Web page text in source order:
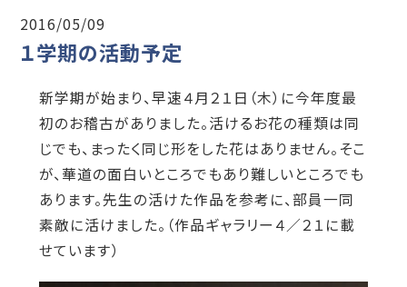
2016/05/09
１学期の活動予定
新学期が始まり、早速４月２１日（木）に今年度最
初のお稽古がありました。活けるお花の種類は同
じでも、まったく同じ形をした花はありません。そこ
が、華道の面白いところでもあり難しいところでも
あります。先生の活けた作品を参考に、部員一同
素敵に活けました。（作品ギャラリー４／２１に載
せています）